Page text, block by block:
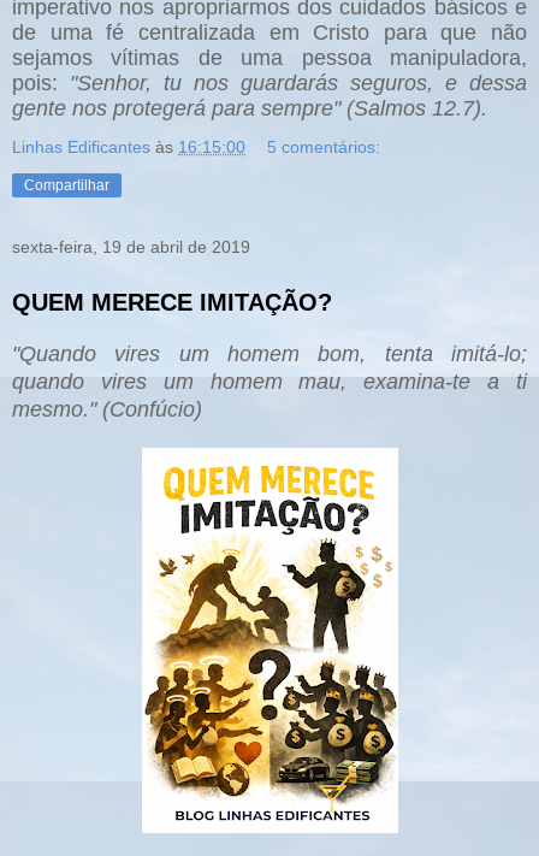
imperativo nos apropriarmos dos cuidados básicos e
de uma fé centralizada em Cristo para que não
sejamos vítimas de uma pessoa manipuladora,
pois: "Senhor, tu nos guardarás seguros, e dessa
gente nos protegerá para sempre" (Salmos 12.7).
Linhas Edificantes às 16:15:00 5 comentários:
Compartilhar
sexta-feira, 19 de abril de 2019
QUEM MERECE IMITAÇÃO?
"Quando vires um homem bom, tenta imitá-lo;
quando vires um homem mau, examina-te a ti
mesmo." (Confúcio)